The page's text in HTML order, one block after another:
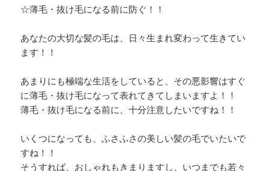
☆薄毛・抜け毛になる前に防ぐ！！
あなたの大切な髪の毛は、日々生まれ変わって生きてい
ます！！
あまりにも極端な生活をしていると、その悪影響はすぐ
に薄毛・抜け毛になって表れてきてしまいますよ！！
薄毛・抜け毛になる前に、十分注意したいですね！！
いくつになっても、ふさふさの美しい髪の毛でいたいで
すね！！
そうすれば、おしゃれもきまりますし、いつまでも若々